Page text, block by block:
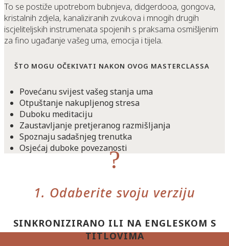
To se postiže upotrebom bubnjeva, didgerdooa, gongova,
kristalnih zdjela, kanaliziranih zvukova i mnogih drugih
iscjeliteljskih instrumenata spojenih s praksama osmišljenim
za fino ugađanje vašeg uma, emocija i tijela.
ŠTO MOGU OČEKIVATI NAKON OVOG MASTERCLASSA
Povećanu svijest vašeg stanja uma
Otpuštanje nakupljenog stresa
Duboku meditaciju
Zaustavljanje pretjeranog razmišljanja
Spoznaju sadašnjeg trenutka
Osjećaj duboke povezanosti
?
1. Odaberite svoju verziju
SINKRONIZIRANO ILI NA ENGLESKOM S
TITLOVIMA